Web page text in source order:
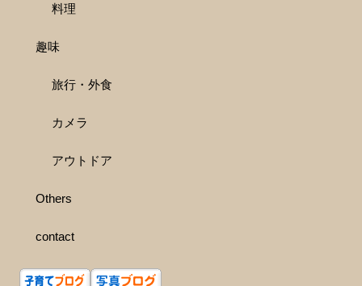
料理
趣味
旅行・外食
カメラ
アウトドア
Others
contact